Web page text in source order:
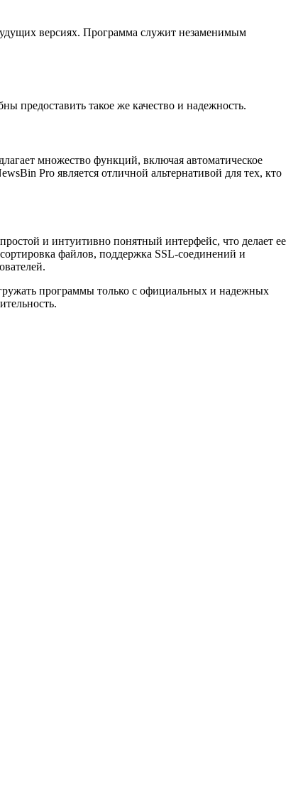
версиях. Программа служит незаменимым
предоставить такое же качество и надежность.
множество функций, включая автоматическое
Pro является отличной альтернативой для тех, кто
и интуитивно понятный интерфейс, что делает ее
файлов, поддержка SSL-соединений и
программы только с официальных и надежных